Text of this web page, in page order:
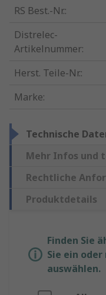
RS Best.-Nr.:
Distrelec-
Artikelnummer:
Herst. Teile-Nr.:
Marke:
Technische
Mehr Infos und
Rechtliche
Produktdetails
Finden Sie
Sie ein
auswählen.